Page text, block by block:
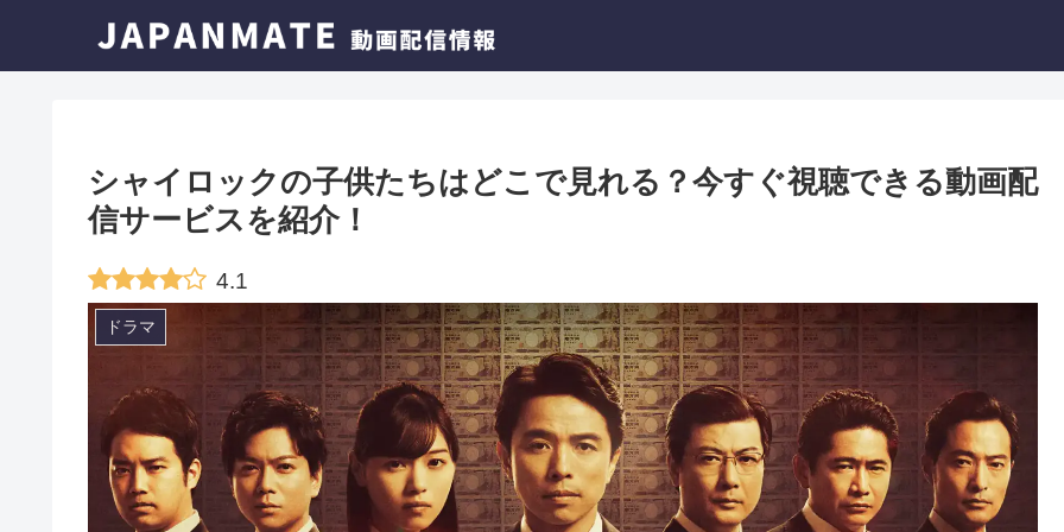
シャイロックの子供たちはどこで見れる？今すぐ視聴できる動画配
信サービスを紹介！
4.1
ドラマ